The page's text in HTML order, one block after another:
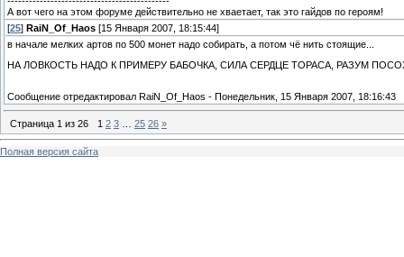
А вот чего на этом форуме действительно не хваетает, так это гайдов по героям!
[25] RaiN_Of_Haos [15 Января 2007, 18:15:44]
в начале мелких артов по 500 монет надо собирать, а потом чё нить стоящие...
НА ЛОВКОСТЬ НАДО К ПРИМЕРУ БАБОЧКА, СИЛА СЕРДЦЕ ТОРАСА, РАЗУМ
Сообщение отредактировал RaiN_Of_Haos - Понедельник, 15 Января 2007, 18:16:43
Страница 1 из 26 1 2 3 25 26 »
Полная версия сайта